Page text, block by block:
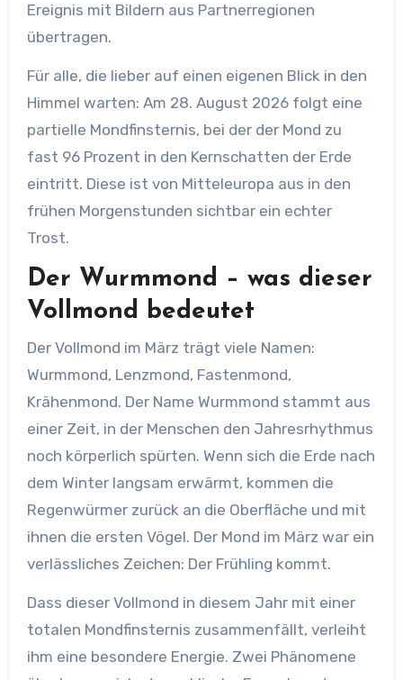
Ereignis mit Bildern aus Partnerregionen
übertragen.
Für alle, die lieber auf einen eigenen Blick in den
Himmel warten: Am 28. August 2026 folgt eine
partielle Mondfinsternis, bei der der Mond zu
fast 96 Prozent in den Kernschatten der Erde
eintritt. Diese ist von Mitteleuropa aus in den
frühen Morgenstunden sichtbar ein echter
Trost.
Der Wurmmond – was dieser
Vollmond bedeutet
Der Vollmond im März trägt viele Namen:
Wurmmond, Lenzmond, Fastenmond,
Krähenmond. Der Name Wurmmond stammt aus
einer Zeit, in der Menschen den Jahresrhythmus
noch körperlich spürten. Wenn sich die Erde nach
dem Winter langsam erwärmt, kommen die
Regenwürmer zurück an die Oberfläche und mit
ihnen die ersten Vögel. Der Mond im März war ein
verlässliches Zeichen: Der Frühling kommt.
Dass dieser Vollmond in diesem Jahr mit einer
totalen Mondfinsternis zusammenfällt, verleiht
ihm eine besondere Energie. Zwei Phänomene